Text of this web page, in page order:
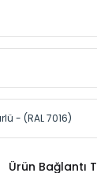
Ürün Bağlantı